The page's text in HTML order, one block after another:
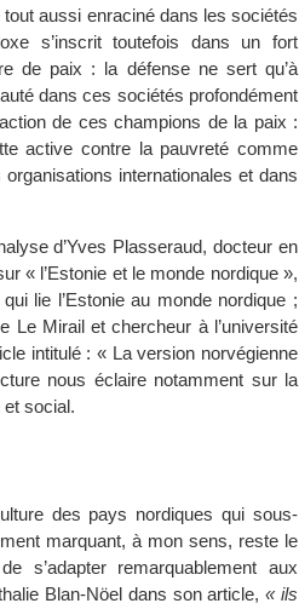
tout aussi enraciné dans les sociétés
s’inscrit toutefois dans un fort
de paix : la défense ne sert qu’à
dans ces sociétés profondément
de ces champions de la paix :
active contre la pauvreté comme
internationales et dans
d’Yves Plasseraud, docteur en
« l’Estonie et le monde nordique »,
lie l’Estonie au monde nordique ;
Le Mirail et chercheur à l’université
intitulé : « La version norvégienne
nous éclaire notamment sur la
et social.
des pays nordiques qui sous-
marquant, à mon sens, reste le
s’adapter remarquablement aux
Blan-Nöel dans son article,« ils